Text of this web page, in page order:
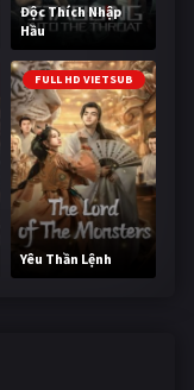
Độc Thích Nhập
Hầu
FULL HD VIETSUB
Yêu Thần Lệnh